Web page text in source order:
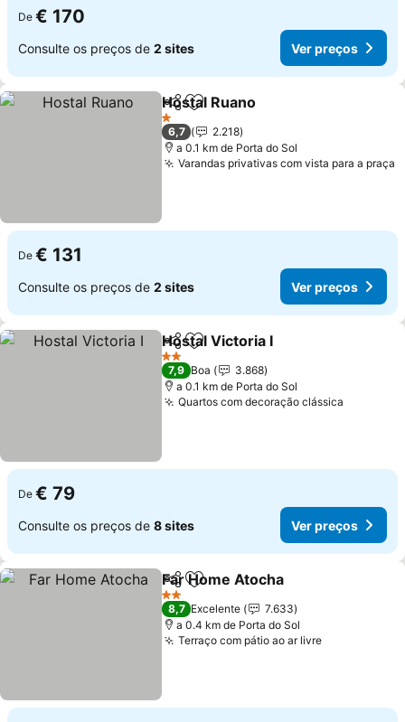
De € 170
Consulte os preços de 2 sites Ver preços
PartilharAdicionar aos favoritos
Hostal Ruano
1 Estrelas
6,7
2.218
a 0.1 km de Porta do Sol
Varandas privativas com vista para a praça
De € 131
Consulte os preços de 2 sites Ver preços
PartilharAdicionar aos favoritos
Hostal Victoria I
2 Estrelas
7,9 Boa
3.868
a 0.1 km de Porta do Sol
Quartos com decoração clássica
De € 79
Consulte os preços de 8 sites Ver preços
PartilharAdicionar aos favoritos
Far Home Atocha
2 Estrelas
8,7 Excelente
7.633
a 0.4 km de Porta do Sol
Terraço com pátio ao ar livre